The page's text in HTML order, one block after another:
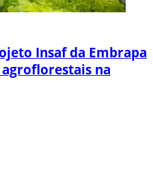
Insaf da Embrapa
na